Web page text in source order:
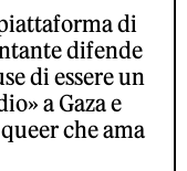
di
difende
di essere un
a Gaza e
che ama